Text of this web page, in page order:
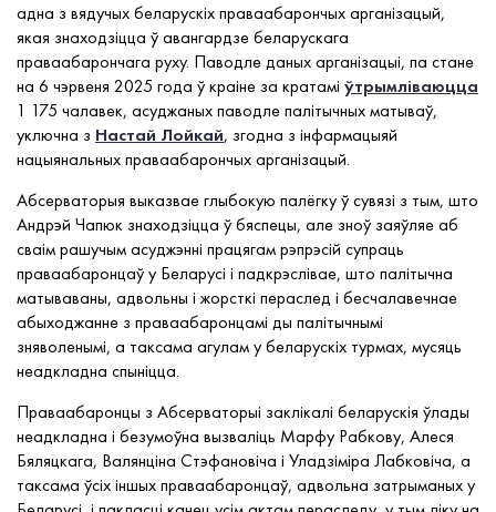
адна з вядучых беларускіх праваабарончых арганізацый,
якая знаходзіцца ў авангардзе беларускага
праваабарончага руху. Паводле даных арганізацыі, па стане
на 6 чэрвеня 2025 года ў краіне за кратамі ўтрымліваюцца
1 175 чалавек, асуджаных паводле палітычных матываў,
уключна з Настай Лойкай, згодна з інфармацыяй
нацыянальных праваабарончых арганізацый.
Абсерваторыя выказвае глыбокую палёгку ў сувязі з тым, што
Андрэй Чапюк знаходзіцца ў бяспецы, але зноў заяўляе аб
сваім рашучым асуджэнні працягам рэпрэсій супраць
праваабаронцаў у Беларусі і падкрэслівае, што палітычна
матываваны, адвольны і жорсткі пераслед і бесчалавечнае
абыходжанне з праваабаронцамі ды палітычнымі
зняволенымі, а таксама агулам у беларускіх турмах, мусяць
неадкладна спыніцца.
Праваабаронцы з Абсерваторыі заклікалі беларускія ўлады
неадкладна і безумоўна вызваліць Марфу Рабкову, Алеся
Бяляцкага, Валянціна Стэфановіча і Уладзіміра Лабковіча, а
таксама ўсіх іншых праваабаронцаў, адвольна затрыманых у